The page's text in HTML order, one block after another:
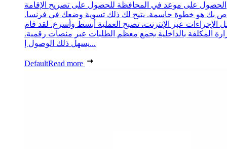
الحصول على موعد في المحافظة للحصول على تصريح الإقامة
بك هو خطوة حاسمة. يتيح لك ذلك تسوية وضعك في فرنسا.
الإجراءات عبر الإنترنت، تصبح العملية أبسط وأسرع. لقد قام
المكلفة بالداخلية بجمع معظم الطلبات عبر منصات رقمية.
يسهل ذلك الوصول إ...
DefaultRead more